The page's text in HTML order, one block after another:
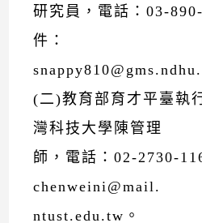
研究員，電話：03-
件：
(二)教育部育才平臺執
灣科技大學陳管理
師，電話：02-2730-
chenweini@mail.
ntust.edu.tw。